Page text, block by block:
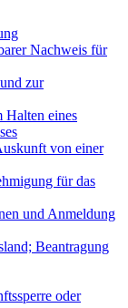
Nachweis für
zur
Halten eines
von einer
für das
und Anmeldung
Beantragung
oder